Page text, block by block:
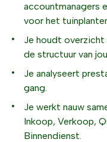
accountmanagers
voor het
Je houdt overzicht
de structuur van
Je analyseert
gang.
Je werkt nauw
Inkoop, Verkoop,
Binnendienst.